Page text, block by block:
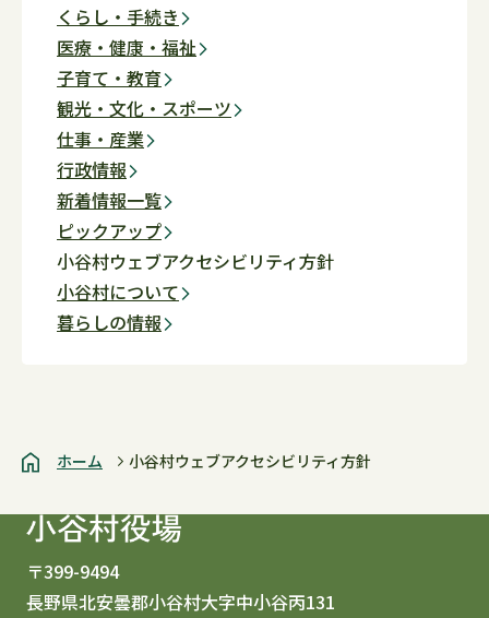
くらし・手続き
医療・健康・福祉
子育て・教育
観光・文化・スポーツ
仕事・産業
行政情報
新着情報一覧
ピックアップ
小谷村ウェブアクセシビリティ方針
小谷村について
暮らしの情報
ホーム 小谷村ウェブアクセシビリティ方針
〒399-9494
長野県北安曇郡小谷村大字中小谷丙131